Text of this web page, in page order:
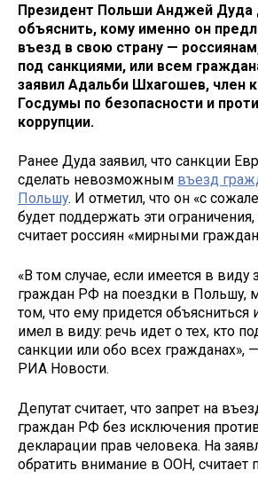
Президент Польши Анджей
объяснить, кому именно он
въезд в свою страну —
под санкциями, или всем
заявил Адальби Шхагошев, член
Госдумы по безопасности и
коррупции.
Ранее Дуда заявил, что санкции
сделать невозможным въезд
Польшу. И отметил, что он «с
будет поддержать эти
считает россиян «мирными
«В том случае, если имеется в виду
граждан РФ на поездки в Польшу,
том, что ему придется объясниться
имел в виду: речь идет о тех, кто
санкции или обо всех гражданах»,
РИА Новости.
Депутат считает, что запрет на
граждан РФ без исключения
декларации прав человека. На
обратить внимание в ООН, считает